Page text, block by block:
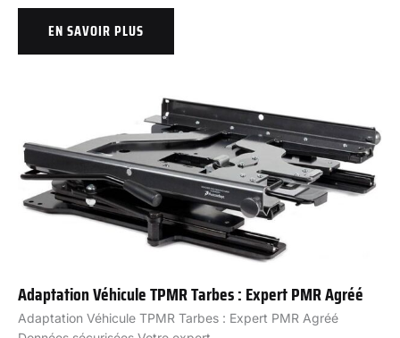
EN SAVOIR PLUS
Adaptation Véhicule TPMR Tarbes : Expert PMR Agréé
Adaptation Véhicule TPMR Tarbes : Expert PMR Agréé